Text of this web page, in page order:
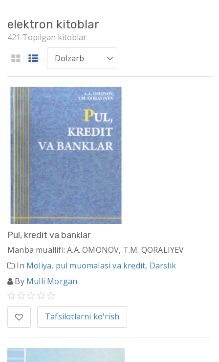
elektron kitoblar
421 Topilgan kitoblar
Pul, kredit va banklar
Manba muallifi: A.A. OMONOV, T.M. QORALIYEV
In Moliya, pul muomalasi va kredit, Darslik
By Mulli Morgan
Tafsilotlarni ko'rish